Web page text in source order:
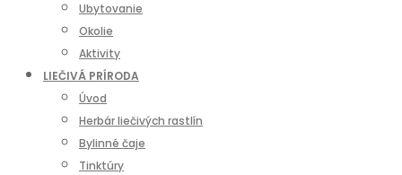
Ubytovanie
Okolie
Aktivity
LIEČIVÁ PRÍRODA
Úvod
Herbár liečivých rastlín
Bylinné čaje
Tinktúry